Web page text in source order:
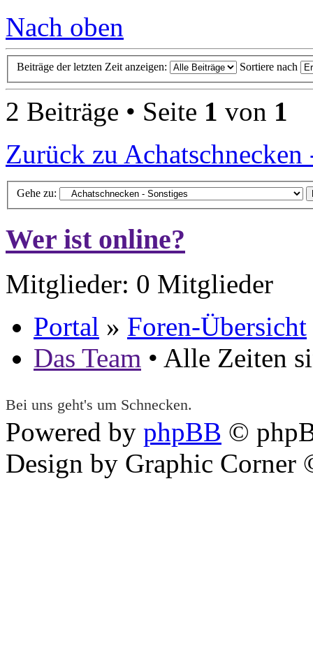
Nach oben
Beiträge der letzten Zeit anzeigen: Sortiere nach
2 Beiträge • Seite 1 von 1
Zurück zu Achatschnecken
Gehe zu:
Wer ist online?
Mitglieder: 0 Mitglieder
Portal » Foren-Übersicht
Das Team • Alle Zeiten
Bei uns geht's um Schnecken.
Powered by phpBB ©
Design by Graphic Corner